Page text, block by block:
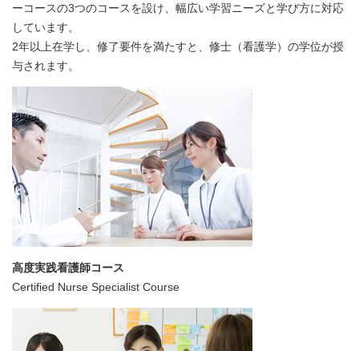
ーコースの3つのコースを設け、幅広い学習ニーズと学び方に対応
しています。
2年以上在学し、修了要件を満たすと、修士（看護学）の学位が授
与されます。
高度実践看護師コース
Certified Nurse Specialist Course